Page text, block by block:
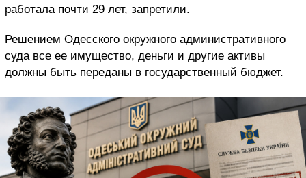
работала почти 29 лет, запретили.
Решением Одесского окружного административного
суда все ее имущество, деньги и другие активы
должны быть переданы в государственный бюджет.